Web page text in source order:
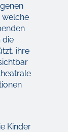
welche
die
ihre
Kinder